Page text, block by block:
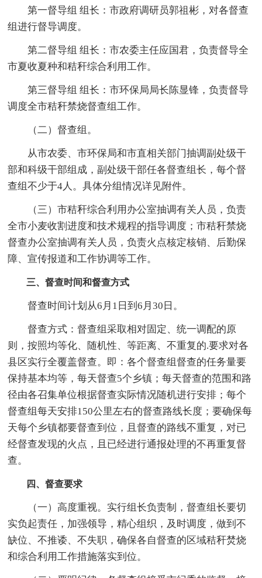
第一督导组 组长：市政府调研员郭祖彬，对各督查
组进行督导调度。
第二督导组 组长：市农委主任应国君，负责督导全
市夏收夏种和秸秆综合利用工作。
第三督导组 组长：市环保局局长陈显锋，负责督导
调度全市秸秆禁烧督查组工作。
（二）督查组。
从市农委、市环保局和市直相关部门抽调副处级干
部和科级干部组成，副处级干部任各督查组长，每个督
查组不少于4人。具体分组情况详见附件。
（三）市秸秆综合利用办公室抽调有关人员，负责
全市小麦收割进度和技术规程的指导调度；市秸秆禁烧
督查办公室抽调有关人员，负责火点核定核销、后勤保
障、宣传报道和工作协调等工作。
三、督查时间和督查方式
督查时间计划从6月1日到6月30日。
督查方式：督查组采取相对固定、统一调配的原
则，按照均等化、随机性、等距离、不重复的.要求对各
县区实行全覆盖督查。即：各个督查组督查的任务量要
保持基本均等，每天督查5个乡镇；每天督查的范围和路
径由各召集单位根据督查实际情况随机进行安排；每个
督查组每天安排150公里左右的督查路线长度；要确保每
天每个乡镇都要督查到位，且督查的路线不重复，对已
经督查发现的火点，且已经进行通报处理的不再重复督
查。
四、督查要求
（一）高度重视。实行组长负责制，督查组长要切
实负起责任，加强领导，精心组织，及时调度，做到不
缺位、不推诿、不失职，确保各自督查的区域秸秆焚烧
和综合利用工作措施落实到位。